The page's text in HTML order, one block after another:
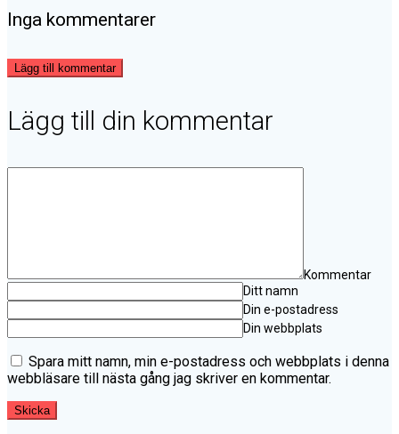
Inga kommentarer
Lägg till kommentar
Lägg till din kommentar
Kommentar
Ditt namn
Din e-postadress
Din webbplats
Spara mitt namn, min e-postadress och webbplats i denna
webbläsare till nästa gång jag skriver en kommentar.